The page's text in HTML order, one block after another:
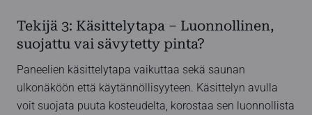
Tekijä 3: Käsittelytapa – Luonnollinen,
suojattu vai sävytetty pinta?
Paneelien käsittelytapa vaikuttaa sekä saunan
ulkonäköön että käytännöllisyyteen. Käsittelyn avulla
voit suojata puuta kosteudelta, korostaa sen luonnollista